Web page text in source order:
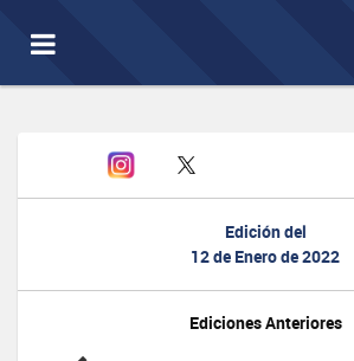
Toggle
navigation
Edición del
12 de Enero de 2022
Ediciones Anteriores